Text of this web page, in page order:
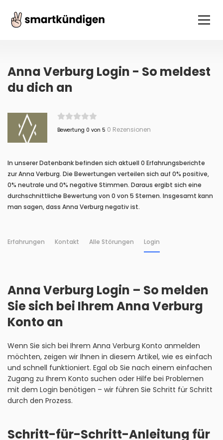
Anna Verburg Login - So meldest
du dich an
Bewertung 0 von 5 0 Rezensionen
In unserer Datenbank befinden sich aktuell 0 Erfahrungsberichte
zur Anna Verburg. Die Bewertungen verteilen sich auf 0% positive,
0% neutrale und 0% negative Stimmen. Daraus ergibt sich eine
durchschnittliche Bewertung von 0 von 5 Sternen. Insgesamt kann
man sagen, dass Anna Verburg negativ ist.
Erfahrungen Kontakt Alle Störungen Login
Anna Verburg Login – So melden
Sie sich bei Ihrem Anna Verburg
Konto an
Wenn Sie sich bei Ihrem Anna Verburg Konto anmelden
möchten, zeigen wir Ihnen in diesem Artikel, wie es einfach
und schnell funktioniert. Egal ob Sie nach einem einfachen
Zugang zu Ihrem Konto suchen oder Hilfe bei Problemen
mit dem Login benötigen – wir führen Sie Schritt für Schritt
durch den Prozess.
Schritt-für-Schritt-Anleitung für